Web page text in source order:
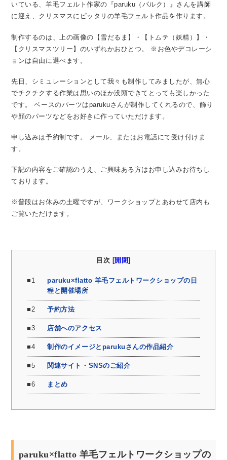
いている、羊毛フェルト作家の『paruku（パルク）』さんを講師
に迎え、クリスマスにピッタリの羊毛フェルト作品を作ります。
制作するのは、上の画像の【雪だるま】・【トムテ（妖精）】・
【クリスマスツリー】のいずれかおひとつ。
※お色やデコレーシ
ョンは自由に選べます。
先日、シミュレーションとして我々も制作してみましたが、無心
でチクチクする作業は思いのほか没頭できてとっても楽しかった
です。
ベースのパーツはparukuさんが制作してくれるので、飾り
や顔のパーツなどをお好きに作っていただけます。
申し込みは予約制です。
メール、またはお電話にて受け付けま
す。
下記の内容をご確認のうえ、ご興味ある方はお申し込みお待ちし
ております。
※普段はお休みの土曜ですが、ワークショップとあわせて店内も
ご覧いただけます。
目次 [開閉]
1
paruku×flatto 羊毛フェルトワークショップの日
程と開催場所
2 予約方法
3 店舗へのアクセス
4 制作のイメージとparukuさんの作品紹介
5 関連サイト・SNSのご紹介
6 まとめ
paruku×flatto 羊毛フェルトワークショップの